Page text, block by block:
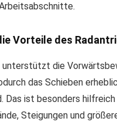
Vorteile des
unterstützt die
das Schieben
Das ist besonders hilfreich
Steigungen und